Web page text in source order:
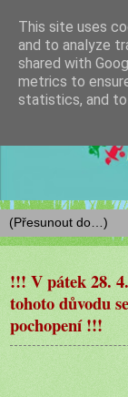
!!! V pátek 28.
tohoto důvodu
pochopení !!!
This site uses
and to analyze
shared with
metrics to
statistics, and